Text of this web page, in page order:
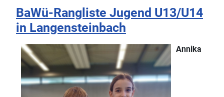
BaWü-Rangliste Jugend U13/U14
in Langensteinbach
Annika